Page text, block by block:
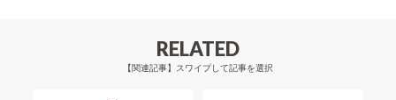
RELATED
【関連記事】スワイプして記事を選択